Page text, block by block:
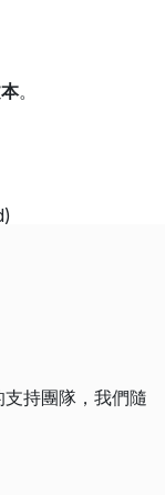
。
支持團隊，我們隨